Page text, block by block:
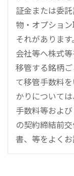
証金または委
物・オプショ
それがありま
会社等へ株式
移管する銘柄
て移管手数料
かりについて
手数料等およ
の契約締結前
書、等をよくお